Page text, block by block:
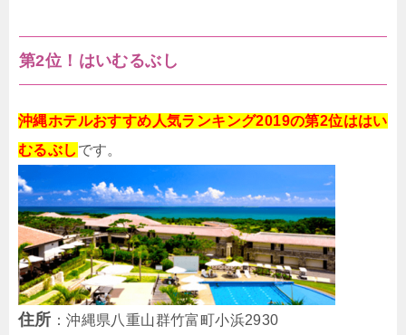
第2位！はいむるぶし
沖縄ホテルおすすめ人気ランキング2019の第2位ははい
むるぶし です。
住所 ：沖縄県八重山群竹富町小浜2930